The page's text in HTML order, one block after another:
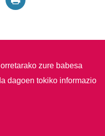
zure babesa
dagoen tokiko informazio